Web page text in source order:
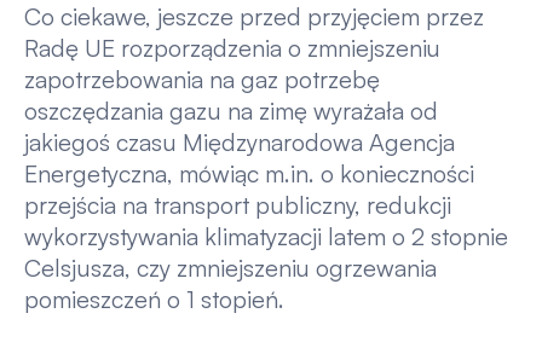
Co ciekawe, jeszcze przed przyjęciem przez
Radę UE rozporządzenia o zmniejszeniu
zapotrzebowania na gaz potrzebę
oszczędzania gazu na zimę wyrażała od
jakiegoś czasu Międzynarodowa Agencja
Energetyczna, mówiąc m.in. o konieczności
przejścia na transport publiczny, redukcji
wykorzystywania klimatyzacji latem o 2 stopnie
Celsjusza, czy zmniejszeniu ogrzewania
pomieszczeń o 1 stopień.